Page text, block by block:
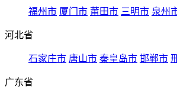
福州市 厦门市 莆田市 三明市 泉州
河北省
石家庄市 唐山市 秦皇岛市 邯郸市
广东省